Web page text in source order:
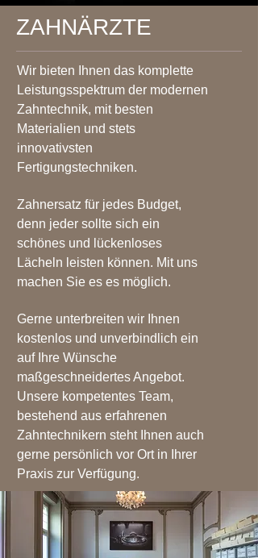
ZAHNÄRZTE
Wir bieten Ihnen das komplette
Leistungsspektrum der modernen
Zahntechnik, mit besten
Materialien und stets
innovativsten
Fertigungstechniken.
Zahnersatz für jedes Budget,
denn jeder sollte sich ein
schönes und lückenloses
Lächeln leisten können. Mit uns
machen Sie es es möglich.
Gerne unterbreiten wir Ihnen
kostenlos und unverbindlich ein
auf Ihre Wünsche
maßgeschneidertes Angebot.
Unsere kompetentes Team,
bestehend aus erfahrenen
Zahntechnikern steht Ihnen auch
gerne persönlich vor Ort in Ihrer
Praxis zur Verfügung.